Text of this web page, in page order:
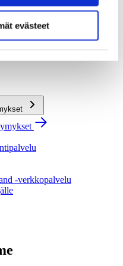
evästeet
-verkkopalvelu